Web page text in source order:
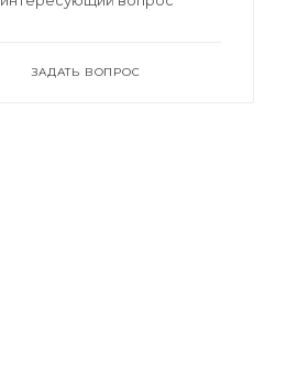
ЗАДАТЬ ВОПРОС